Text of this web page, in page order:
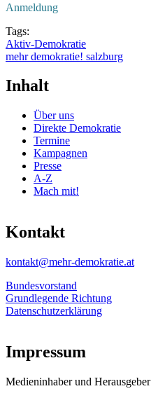
Anmeldung
Tags:
Aktiv-Demokratie
mehr demokratie! salzburg
Inhalt
Über uns
Direkte Demokratie
Termine
Kampagnen
Presse
A-Z
Mach mit!
Kontakt
kontakt@mehr-demokratie.at
Bundesvorstand
Grundlegende Richtung
Datenschutzerklärung
Impressum
Medieninhaber und Herausgeber